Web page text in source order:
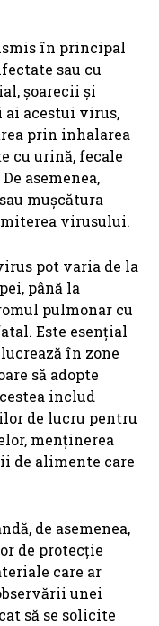
în principal
sau cu
șoarecii și
acestui virus,
prin inhalarea
cu urină, fecale
asemenea,
mușcătura
virusului.
pot varia de la
până la
pulmonar cu
Este esențial
în zone
să adopte
includ
de lucru pentru
menținerea
de alimente care
de asemenea,
de protecție
care ar
unei
să se solicite